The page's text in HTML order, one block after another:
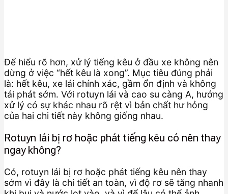
Để hiểu rõ hơn, xử lý tiếng kêu ở đầu xe không nên
dừng ở việc “hết kêu là xong”. Mục tiêu đúng phải
là: hết kêu, xe lái chính xác, gầm ổn định và không
tái phát sớm. Với rotuyn lái và cao su càng A, hướng
xử lý có sự khác nhau rõ rệt vì bản chất hư hỏng
của hai chi tiết này không giống nhau.
Rotuyn lái bị rơ hoặc phát tiếng kêu có nên thay
ngay không?
Có, rotuyn lái bị rơ hoặc phát tiếng kêu nên thay
sớm vì đây là chi tiết an toàn, vì độ rơ sẽ tăng nhanh